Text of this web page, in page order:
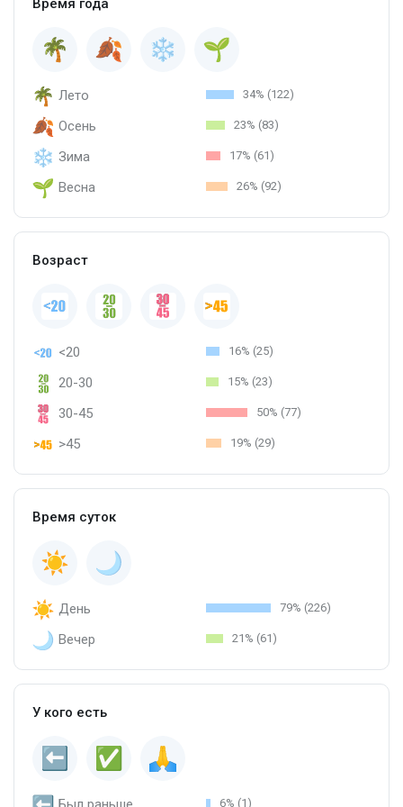
Время года
Лето 34% (122)
Осень 23% (83)
Зима 17% (61)
Весна 26% (92)
Возраст
<20 16% (25)
20-30 15% (23)
30-45 50% (77)
>45 19% (29)
Время суток
День 79% (226)
Вечер 21% (61)
У кого есть
6% (1)